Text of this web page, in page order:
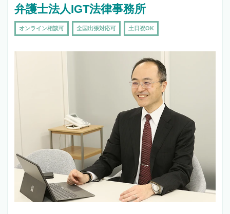
弁護士法人IGT法律事務所
オンライン相談可 全国出張対応可 土日祝OK